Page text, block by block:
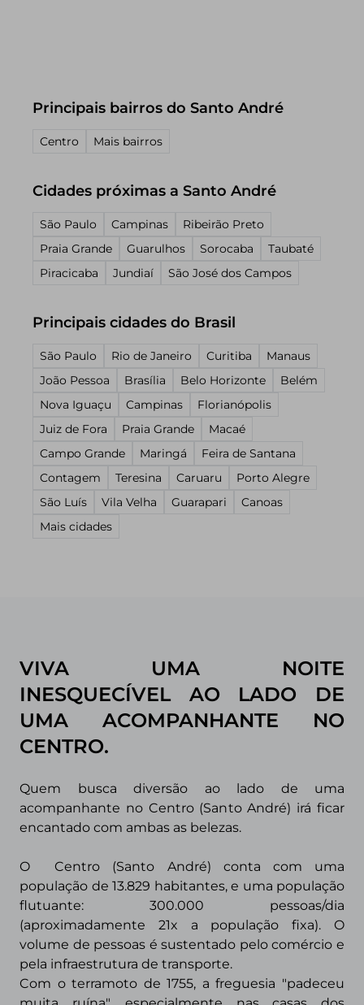
Principais bairros do Santo André
Centro Mais bairros
Cidades próximas a Santo André
São Paulo Campinas
Ribeirão Preto
Praia Grande
Guarulhos Sorocaba
Taubaté
Piracicaba
Jundiaí São José dos Campos
Principais cidades do Brasil
São Paulo Rio de Janeiro Curitiba
Manaus
João Pessoa
Brasília Belo Horizonte
Belém
Nova Iguaçu
Campinas
Florianópolis
Juiz de Fora
Praia Grande
Macaé
Campo Grande
Maringá
Feira de Santana
Contagem
Teresina Caruaru
Porto Alegre
São Luís
Vila Velha Guarapari
Canoas
Mais cidades
VIVA UMA NOITE
INESQUECÍVEL AO LADO DE
UMA ACOMPANHANTE NO
CENTRO.
Quem busca diversão ao lado de uma
acompanhante no Centro (Santo André) irá ficar
encantado com ambas as belezas.
O Centro (Santo André) conta com uma
população de 13.829 habitantes, e uma população
flutuante: 300.000 pessoas/dia
(aproximadamente 21x a população fixa). O
volume de pessoas é sustentado pelo comércio e
pela infraestrutura de transporte.
Com o terramoto de 1755, a freguesia "padeceu